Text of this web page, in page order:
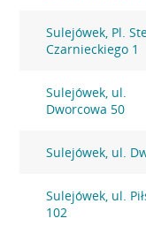
Sulejówek, Pl.
Czarnieckiego 1
Sulejówek, ul.
Dworcowa 50
Sulejówek, ul.
Sulejówek, ul.
102